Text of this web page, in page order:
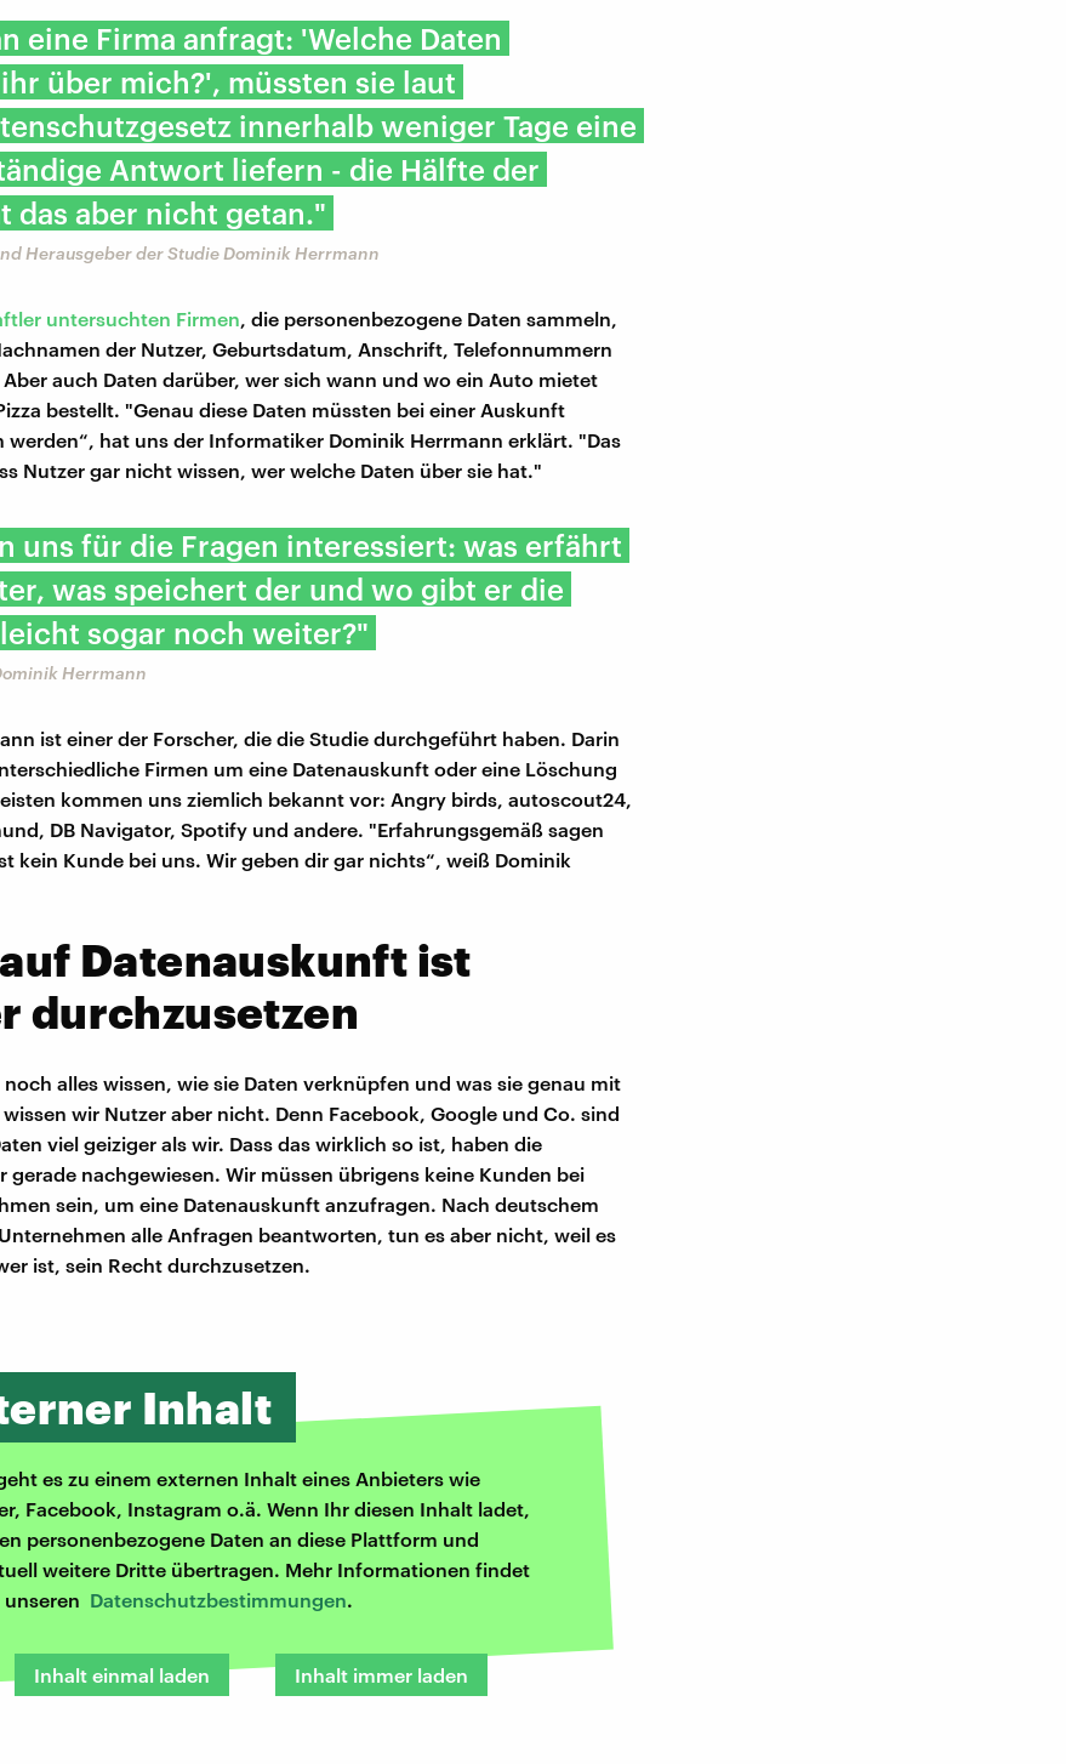
eine Firma anfragt: 'Welche Daten
über mich?', müssten sie laut
innerhalb weniger Tage eine
Antwort liefern - die Hälfte der
das aber nicht getan."
Herausgeber der Studie Dominik Herrmann
untersuchten Firmen, die personenbezogene Daten sammeln,
der Nutzer, Geburtsdatum, Anschrift, Telefonnummern
auch Daten darüber, wer sich wann und wo ein Auto mietet
bestellt. "Genau diese Daten müssten bei einer Auskunft
werden“, hat uns der Informatiker Dominik Herrmann erklärt. "Das
Nutzer gar nicht wissen, wer welche Daten über sie hat."
uns für die Fragen interessiert: was erfährt
was speichert der und wo gibt er die
sogar noch weiter?"
Herrmann
ist einer der Forscher, die die Studie durchgeführt haben. Darin
Firmen um eine Datenauskunft oder eine Löschung
kommen uns ziemlich bekannt vor: Angry birds, autoscout24,
DB Navigator, Spotify und andere. "Erfahrungsgemäß sagen
kein Kunde bei uns. Wir geben dir gar nichts“, weiß Dominik
Datenauskunft ist
durchzusetzen
noch alles wissen, wie sie Daten verknüpfen und was sie genau mit
wir Nutzer aber nicht. Denn Facebook, Google und Co. sind
viel geiziger als wir. Dass das wirklich so ist, haben die
gerade nachgewiesen. Wir müssen übrigens keine Kunden bei
sein, um eine Datenauskunft anzufragen. Nach deutschem
alle Anfragen beantworten, tun es aber nicht, weil es
ist, sein Recht durchzusetzen.
Inhalt
es zu einem externen Inhalt eines Anbieters wie
Facebook, Instagram o.ä. Wenn Ihr diesen Inhalt ladet,
personenbezogene Daten an diese Plattform und
weitere Dritte übertragen. Mehr Informationen findet
unseren Datenschutzbestimmungen.
Inhalt einmal laden Inhalt immer laden